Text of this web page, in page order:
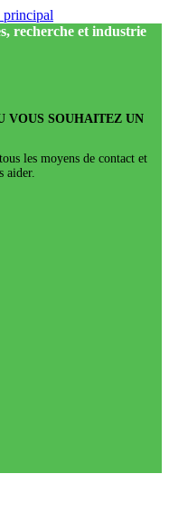
principal
recherche et industrie
VOUS SOUHAITEZ UN
les moyens de contact et
aider.